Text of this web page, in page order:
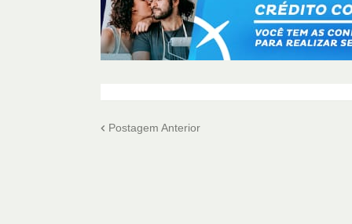
Postagem Anterior